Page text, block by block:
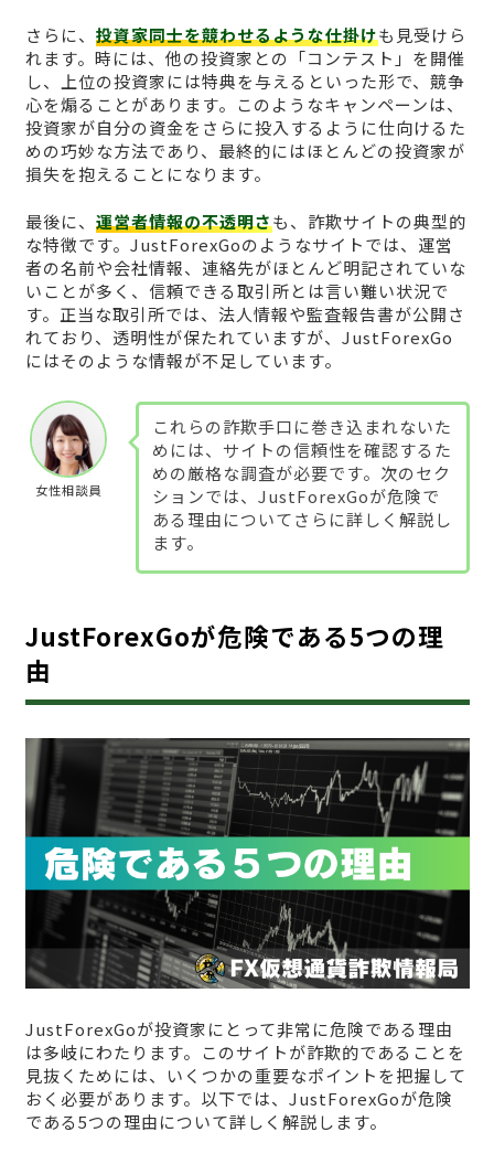
さらに、 投資家同士を競わせるような仕掛けも見受けら
れます。時には、他の投資家との「コンテスト」を開催
し、上位の投資家には特典を与えるといった形で、競争
心を煽ることがあります。このようなキャンペーンは、
投資家が自分の資金をさらに投入するように仕向けるた
めの巧妙な方法であり、最終的にはほとんどの投資家が
損失を抱えることになります。
最後に、 運営者情報の不透明さも、詐欺サイトの典型的
な特徴です。JustForexGoのようなサイトでは、運営
者の名前や会社情報、連絡先がほとんど明記されていな
いことが多く、信頼できる取引所とは言い難い状況で
す。正当な取引所では、法人情報や監査報告書が公開さ
れており、透明性が保たれていますが、JustForexGo
にはそのような情報が不足しています。
女性相談員
これらの詐欺手口に巻き込まれないた
めには、サイトの信頼性を確認するた
めの厳格な調査が必要です。次のセク
ションでは、JustForexGoが危険で
ある理由についてさらに詳しく解説し
ます。
JustForexGoが危険である5つの理
由
JustForexGoが投資家にとって非常に危険である理由
は多岐にわたります。このサイトが詐欺的であることを
見抜くためには、いくつかの重要なポイントを把握して
おく必要があります。以下では、JustForexGoが危険
である5つの理由について詳しく解説します。